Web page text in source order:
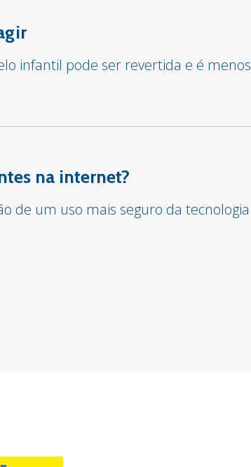
infantil pode ser revertida e é menos
na internet?
de um uso mais seguro da tecnologia